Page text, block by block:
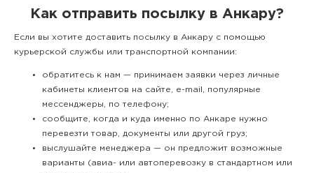
Как отправить посылку в Анкару?
Если вы хотите доставить посылку в Анкару с помощью
курьерской службы или транспортной компании:
обратитесь к нам — принимаем заявки через личные
кабинеты клиентов на сайте, e-mail, популярные
мессенджеры, по телефону;
сообщите, когда и куда именно по Анкаре нужно
перевезти товар, документы или другой груз;
выслушайте менеджера — он предложит возможные
варианты (авиа- или автоперевозку в стандартном или